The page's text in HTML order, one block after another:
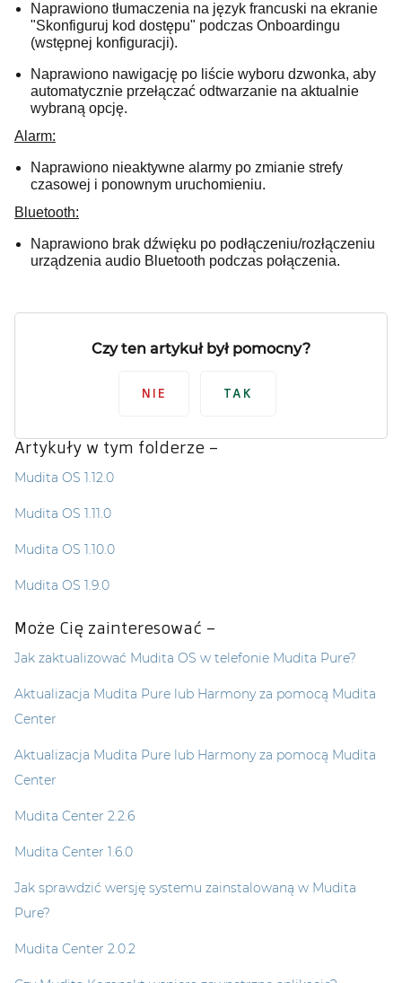
Naprawiono tłumaczenia na język francuski na ekranie
"Skonfiguruj kod dostępu" podczas Onboardingu
(wstępnej konfiguracji).
Naprawiono nawigację po liście wyboru dzwonka, aby
automatycznie przełączać odtwarzanie na aktualnie
wybraną opcję.
Alarm:
Naprawiono nieaktywne alarmy po zmianie strefy
czasowej i ponownym uruchomieniu.
Bluetooth:
Naprawiono brak dźwięku po podłączeniu/rozłączeniu
urządzenia audio Bluetooth podczas połączenia.
Czy ten artykuł był pomocny?
NIE TAK
Artykuły w tym folderze –
Mudita OS 1.12.0
Mudita OS 1.11.0
Mudita OS 1.10.0
Mudita OS 1.9.0
Może Cię zainteresować –
Jak zaktualizować Mudita OS w telefonie Mudita Pure?
Aktualizacja Mudita Pure lub Harmony za pomocą Mudita
Center
Aktualizacja Mudita Pure lub Harmony za pomocą Mudita
Center
Mudita Center 2.2.6
Mudita Center 1.6.0
Jak sprawdzić wersję systemu zainstalowaną w Mudita
Pure?
Mudita Center 2.0.2